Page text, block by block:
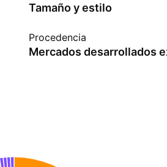
Tamaño y estilo
Procedencia